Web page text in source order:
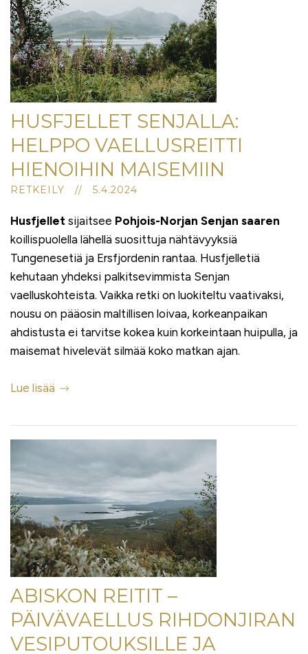
HUSFJELLET SENJALLA:
HELPPO VAELLUSREITTI
HIENOIHIN MAISEMIIN
RETKEILY // 5.4.2024
Husfjellet sijaitsee Pohjois-Norjan Senjan saaren
koillispuolella lähellä suosittuja nähtävyyksiä
Tungenesetiä ja Ersfjordenin rantaa. Husfjelletiä
kehutaan yhdeksi palkitsevimmista Senjan
vaelluskohteista. Vaikka retki on luokiteltu vaativaksi,
nousu on pääosin maltillisen loivaa, korkeanpaikan
ahdistusta ei tarvitse kokea kuin korkeintaan huipulla, ja
maisemat hivelevät silmää koko matkan ajan.
Lue lisää
ABISKON REITIT –
PÄIVÄVAELLUS RIHDONJIRAN
VESIPUTOUKSILLE JA